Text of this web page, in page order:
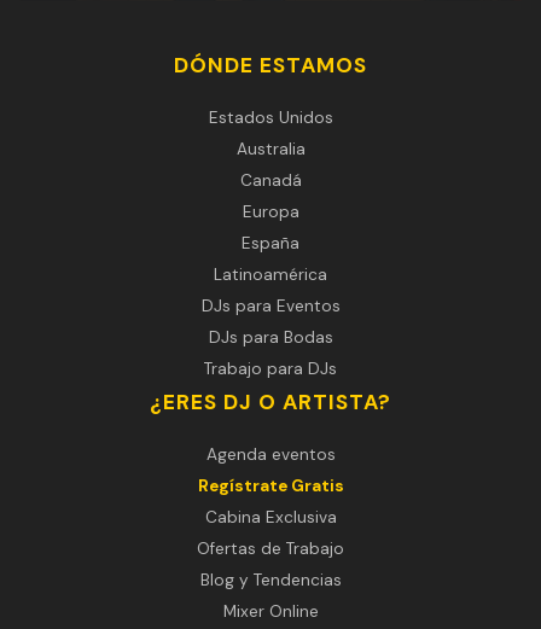
DÓNDE ESTAMOS
Estados Unidos
Australia
Canadá
Europa
España
Latinoamérica
DJs para Eventos
DJs para Bodas
Trabajo para DJs
¿ERES DJ O ARTISTA?
Agenda eventos
Regístrate Gratis
Cabina Exclusiva
Ofertas de Trabajo
Blog y Tendencias
Mixer Online